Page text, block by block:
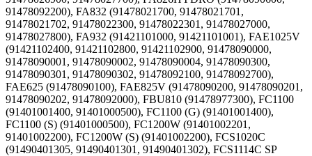
91478092200), FA832 (91478021700, 91478021701,
91478021702, 91478022300, 91478022301, 91478027000,
91478027800), FA932 (91421101000, 91421101001), FAE1025V
(91421102400, 91421102800, 91421102900, 91478090000,
91478090001, 91478090002, 91478090004, 91478090300,
91478090301, 91478090302, 91478092100, 91478092700),
FAE625 (91478090100), FAE825V (91478090200, 91478090201,
91478090202, 91478092000), FBU810 (91478977300), FC1100
(91401001400, 91401000500), FC1100 (G) (91401001400),
FC1100 (S) (91401000500), FC1200W (91401002201,
91401002200), FC1200W (S) (91401002200), FCS1020C
(91490401305, 91490401301, 91490401302), FCS1114C SP